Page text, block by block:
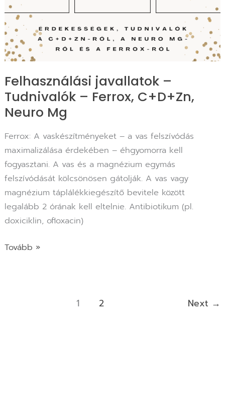
Felhasználási javallatok –
Tudnivalók – Ferrox, C+D+Zn,
Neuro Mg
Ferrox: A vaskészítményeket – a vas felszívódás
maximalizálása érdekében – éhgyomorra kell
fogyasztani. A vas és a magnézium egymás
felszívódását kölcsönösen gátolják. A vas vagy
magnézium táplálékkiegészítő bevitele között
legalább 2 órának kell eltelnie. Antibiotikum (pl.
doxiciklin, ofloxacin)
Tovább »
1 2 Next →